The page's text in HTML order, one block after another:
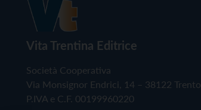
Vita Trentina Editrice
Società Cooperativa
Via Monsignor Endrici, 14 – 38122 Trento
P.IVA e C.F. 00199960220